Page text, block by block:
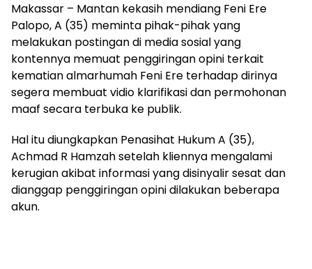
Makassar – Mantan kekasih mendiang Feni Ere
Palopo, A (35) meminta pihak-pihak yang
melakukan postingan di media sosial yang
kontennya memuat penggiringan opini terkait
kematian almarhumah Feni Ere terhadap dirinya
segera membuat vidio klarifikasi dan permohonan
maaf secara terbuka ke publik.
Hal itu diungkapkan Penasihat Hukum A (35),
Achmad R Hamzah setelah kliennya mengalami
kerugian akibat informasi yang disinyalir sesat dan
dianggap penggiringan opini dilakukan beberapa
akun.